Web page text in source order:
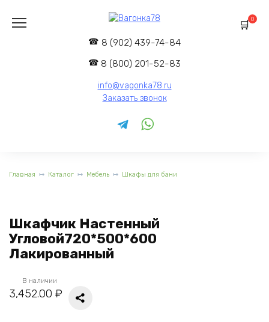
содержанию
8 (902) 439-74-84
8 (800) 201-52-83
info@vagonka78.ru
Заказать звонок
0
Главная Каталог Мебель Шкафы для бани
Шкафчик Настенный
Угловой720*500*600
Лакированный
В наличии
3,452.00 ₽